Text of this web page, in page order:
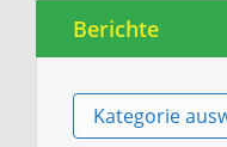
Berichte
Berichte